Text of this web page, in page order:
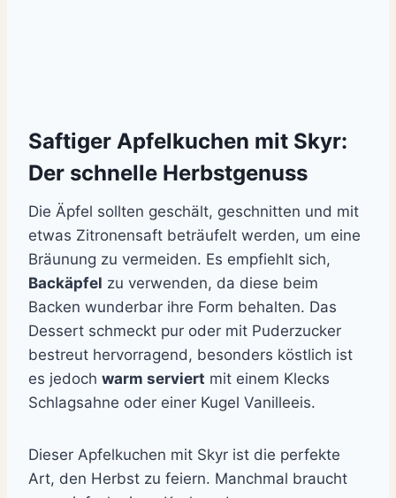
Saftiger Apfelkuchen mit Skyr:
Der schnelle Herbstgenuss
Die Äpfel sollten geschält, geschnitten und mit
etwas Zitronensaft beträufelt werden, um eine
Bräunung zu vermeiden. Es empfiehlt sich,
Backäpfel zu verwenden, da diese beim
Backen wunderbar ihre Form behalten. Das
Dessert schmeckt pur oder mit Puderzucker
bestreut hervorragend, besonders köstlich ist
es jedoch warm serviert mit einem Klecks
Schlagsahne oder einer Kugel Vanilleeis.
Dieser Apfelkuchen mit Skyr ist die perfekte
Art, den Herbst zu feiern. Manchmal braucht